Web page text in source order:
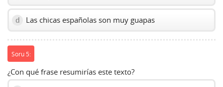
d Las chicas españolas son muy guapas
Soru 5:
¿Con qué frase resumirías este texto?